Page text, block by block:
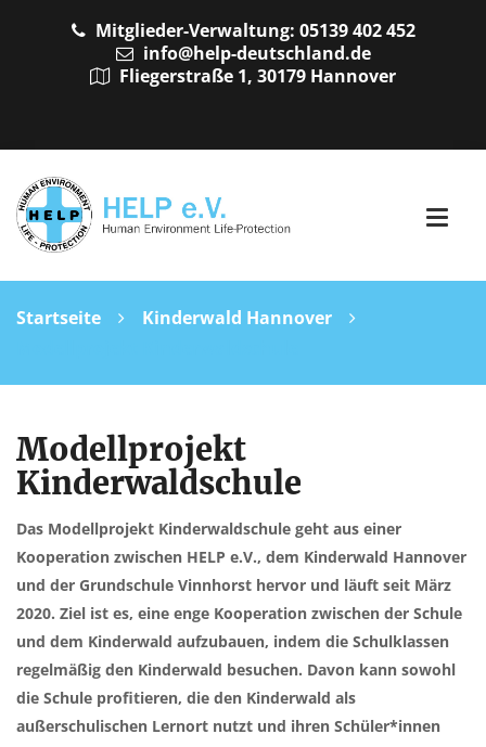
Mitglieder-Verwaltung: 05139 402 452
info@help-deutschland.de
Fliegerstraße 1, 30179 Hannover
Startseite
Kinderwald Hannover
Modellprojekt
Kinderwaldschule
Das Modellprojekt Kinderwaldschule geht aus einer
Kooperation zwischen HELP e.V., dem Kinderwald Hannover
und der Grundschule Vinnhorst hervor und läuft seit März
2020. Ziel ist es, eine enge Kooperation zwischen der Schule
und dem Kinderwald aufzubauen, indem die Schulklassen
regelmäßig den Kinderwald besuchen. Davon kann sowohl
die Schule profitieren, die den Kinderwald als
außerschulischen Lernort nutzt und ihren Schüler*innen